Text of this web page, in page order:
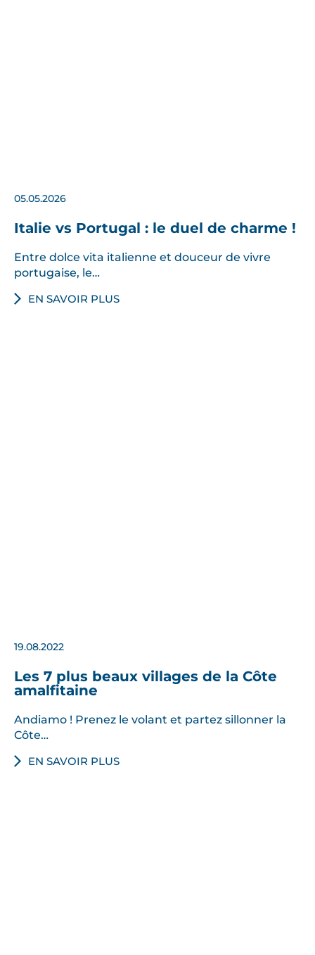
05.05.2026
Italie vs Portugal : le duel de charme !
Entre dolce vita italienne et douceur de vivre
portugaise, le…
EN SAVOIR PLUS
19.08.2022
Les 7 plus beaux villages de la Côte
amalfitaine
Andiamo ! Prenez le volant et partez sillonner la
Côte…
EN SAVOIR PLUS